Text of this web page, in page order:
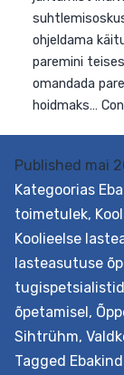
lapse
juhtumist
ohjeldama
paremini
omandada
hoidmaks…
Published mai
Kategoorias
toimetulek,
Koolieelse
lasteasutuse
tugispetsialistid
õpetamisel,
Sihtrühm,
Tagged